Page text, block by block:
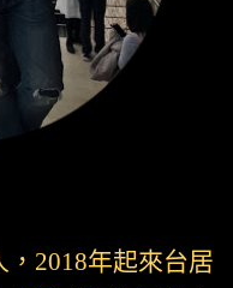
2018年起來台居